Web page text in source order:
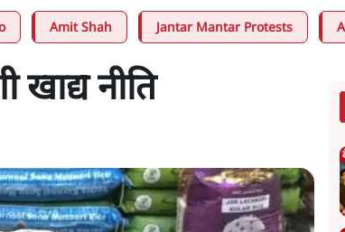
Amit Shah Jantar Mantar Protests
नीति